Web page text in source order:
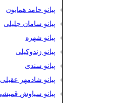
پیانو حامد همایون
پیانو سامان جلیلی
پیانو شهره
پیانو زندوکیلی
پیانو سندی
پیانو شادمهر عقیلی
پیانو سیاوش